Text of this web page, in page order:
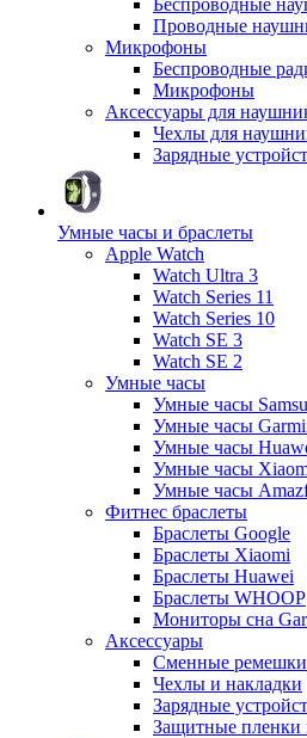
Беспроводные
Проводные
Микрофоны
Беспроводные
Микрофоны
Аксессуары для
Чехлы для
Зарядные
Умные часы и браслеты
Apple Watch
Watch Ultra 3
Watch Series 11
Watch Series 10
Watch SE 3
Watch SE 2
Умные часы
Умные часы
Умные часы
Умные часы
Умные часы
Умные часы
Фитнес браслеты
Браслеты Google
Браслеты Xiaomi
Браслеты Huawei
Браслеты WHOOP
Мониторы сна
Аксессуары
Сменные ремешки
Чехлы и накладки
Зарядные
Защитные пленки